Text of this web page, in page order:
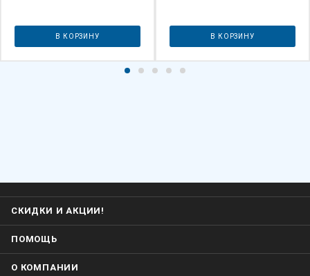
В КОРЗИНУ В КОРЗИНУ
СКИДКИ И АКЦИИ!
ПОМОЩЬ
О КОМПАНИИ